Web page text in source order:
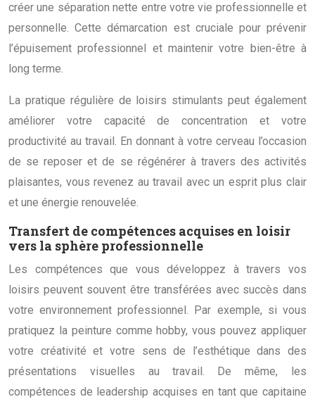
créer une séparation nette entre votre vie professionnelle et
personnelle. Cette démarcation est cruciale pour prévenir
l’épuisement professionnel et maintenir votre bien-être à
long terme.
La pratique régulière de loisirs stimulants peut également
améliorer votre capacité de concentration et votre
productivité au travail. En donnant à votre cerveau l’occasion
de se reposer et de se régénérer à travers des activités
plaisantes, vous revenez au travail avec un esprit plus clair
et une énergie renouvelée.
Transfert de compétences acquises en loisir
vers la sphère professionnelle
Les compétences que vous développez à travers vos
loisirs peuvent souvent être transférées avec succès dans
votre environnement professionnel. Par exemple, si vous
pratiquez la peinture comme hobby, vous pouvez appliquer
votre créativité et votre sens de l’esthétique dans des
présentations visuelles au travail. De même, les
compétences de leadership acquises en tant que capitaine